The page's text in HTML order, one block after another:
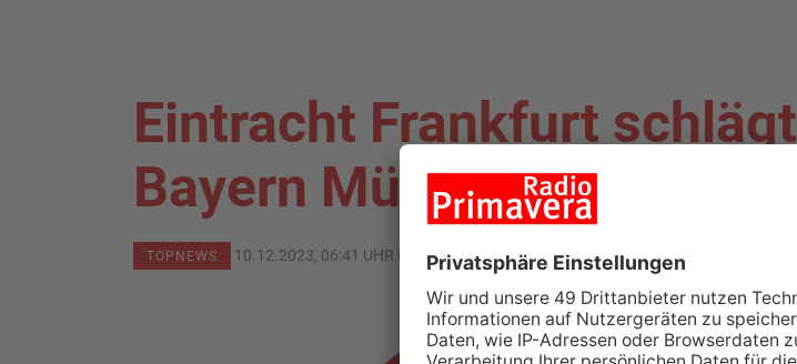
Eintracht Frankfurt schlägt
Bayern München mit 5:1
TOPNEWS 10.12.2023, 06:41 UHR IN SPORT